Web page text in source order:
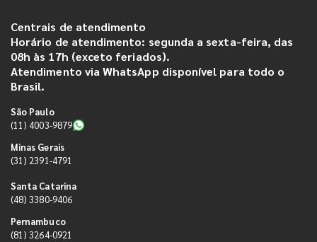
Centrais de atendimento
Horário de atendimento: segunda a sexta-feira, das
08h às 17h (exceto feriados).
Atendimento via WhatsApp disponível para todo o
Brasil.
São Paulo
(11) 4003-9879
Minas Gerais
(31) 2391-4791
Santa Catarina
(48) 3380-9406
Pernambuco
(81) 3264-0921